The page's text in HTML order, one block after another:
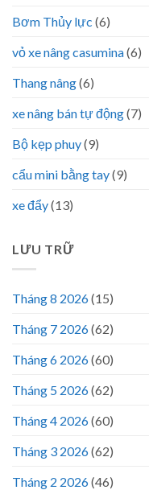
Bơm Thủy lực (6)
vỏ xe nâng casumina(6)
Thang nâng(6)
xe nâng bán tự động(7)
Bộ kẹp phuy(9)
cẩu mini bằng tay(9)
xe đẩy(13)
LƯU TRỮ
Tháng 8 2026(15)
Tháng 7 2026(62)
Tháng 6 2026(60)
Tháng 5 2026(62)
Tháng 4 2026(60)
Tháng 3 2026(62)
Tháng 2 2026(46)